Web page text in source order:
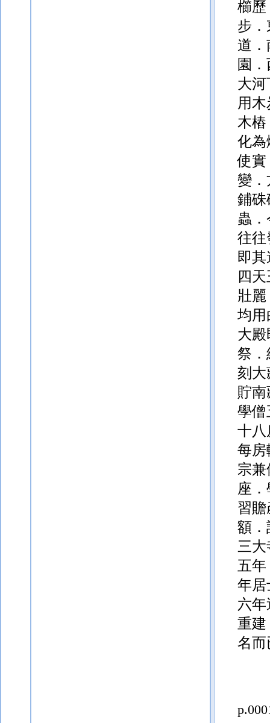
櫛歷
步
道．
園
大
用
木
化為
使實
變．
鋪硃
蟲
往往
即
四
壯
均
大殿
祭．
刻大
貯南
學僧
十八
每房
宗
座
習
額．
三
五年
年居
六
重建
名而